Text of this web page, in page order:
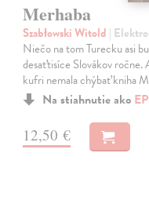
Merhaba
Szabłowski Witold |
Niečo na tom Turecku asi
desaťtisíce Slovákov
kufri nemala chýbať kniha
Na stiahnutie ako
12,50 €